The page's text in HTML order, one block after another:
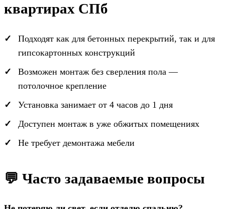
квартирах СПб
Подходят как для бетонных перекрытий, так и для
гипсокартонных конструкций
Возможен монтаж без сверления пола —
потолочное крепление
Установка занимает от 4 часов до 1 дня
Доступен монтаж в уже обжитых помещениях
Не требует демонтажа мебели
💬 Часто задаваемые вопросы